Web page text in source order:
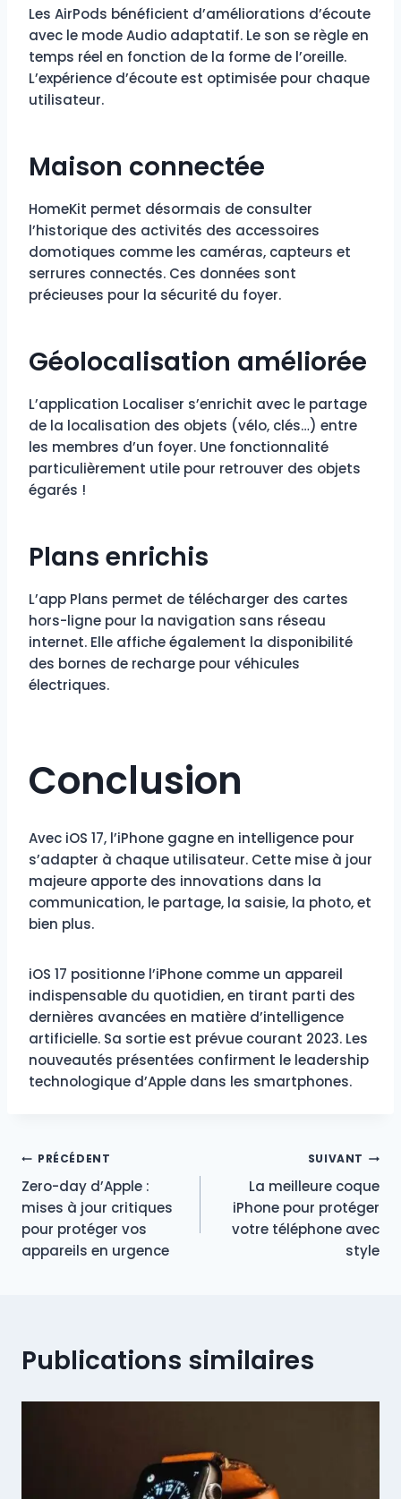
Les AirPods bénéficient d’améliorations d’écoute
avec le mode Audio adaptatif. Le son se règle en
temps réel en fonction de la forme de l’oreille.
L’expérience d’écoute est optimisée pour chaque
utilisateur.
Maison connectée
HomeKit permet désormais de consulter
l’historique des activités des accessoires
domotiques comme les caméras, capteurs et
serrures connectés. Ces données sont
précieuses pour la sécurité du foyer.
Géolocalisation améliorée
L’application Localiser s’enrichit avec le partage
de la localisation des objets (vélo, clés…) entre
les membres d’un foyer. Une fonctionnalité
particulièrement utile pour retrouver des objets
égarés !
Plans enrichis
L’app Plans permet de télécharger des cartes
hors-ligne pour la navigation sans réseau
internet. Elle affiche également la disponibilité
des bornes de recharge pour véhicules
électriques.
Conclusion
Avec iOS 17, l’iPhone gagne en intelligence pour
s’adapter à chaque utilisateur. Cette mise à jour
majeure apporte des innovations dans la
communication, le partage, la saisie, la photo, et
bien plus.
iOS 17 positionne l’iPhone comme un appareil
indispensable du quotidien, en tirant parti des
dernières avancées en matière d’intelligence
artificielle. Sa sortie est prévue courant 2023. Les
nouveautés présentées confirment le leadership
technologique d’Apple dans les smartphones.
Navigation
de
l’article
PRÉCÉDENT
Zero-day d’Apple :
mises à jour critiques
pour protéger vos
appareils en urgence
SUIVANT
La meilleure coque
iPhone pour protéger
votre téléphone avec
style
Publications similaires